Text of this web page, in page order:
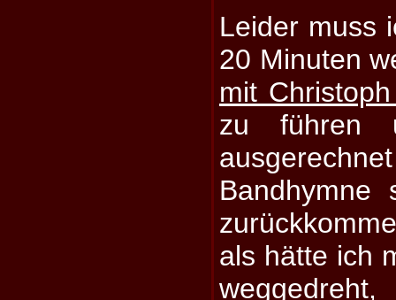
Leider muss
20 Minuten
mit
zu führen
Bandhymne
als hätte ich